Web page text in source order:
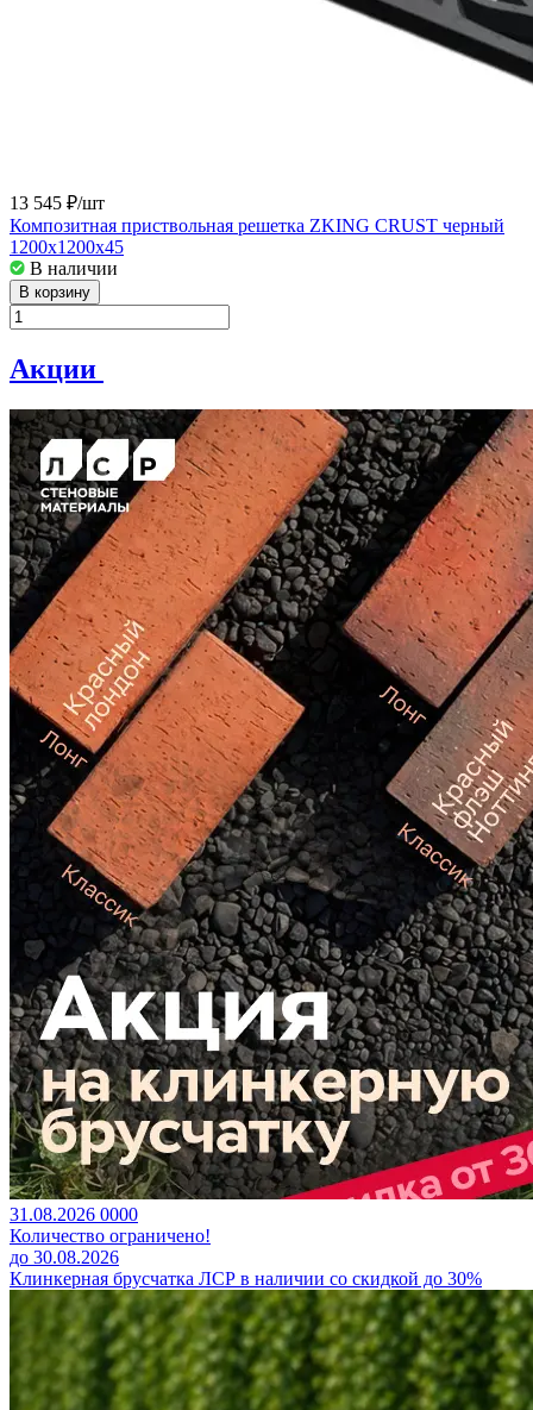
13 545 ₽/шт
Композитная приствольная решетка ZKING CRUST черный
1200х1200х45
В наличии
В корзину
Акции
31.08.2026 0000
Количество ограничено!
до 30.08.2026
Клинкерная брусчатка ЛСР в наличии со скидкой до 30%